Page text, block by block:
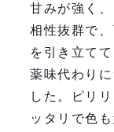
甘みが強く
相性抜群で
を引き立て
薬味代わり
した。ピリ
ッタリで色